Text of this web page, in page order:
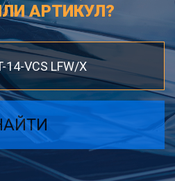
АРТИКУЛ?